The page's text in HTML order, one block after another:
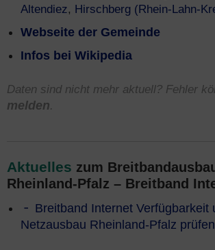
Altendiez, Hirschberg (Rhein-Lahn-
Webseite der Gemeinde
Infos bei Wikipedia
Daten sind nicht mehr aktuell? Fehler
melden.
Aktuelles zum
Rheinland-Pfalz – Breitband
Breitband Internet Verfügbarkeit
Netzausbau Rheinland-Pfalz prüfen